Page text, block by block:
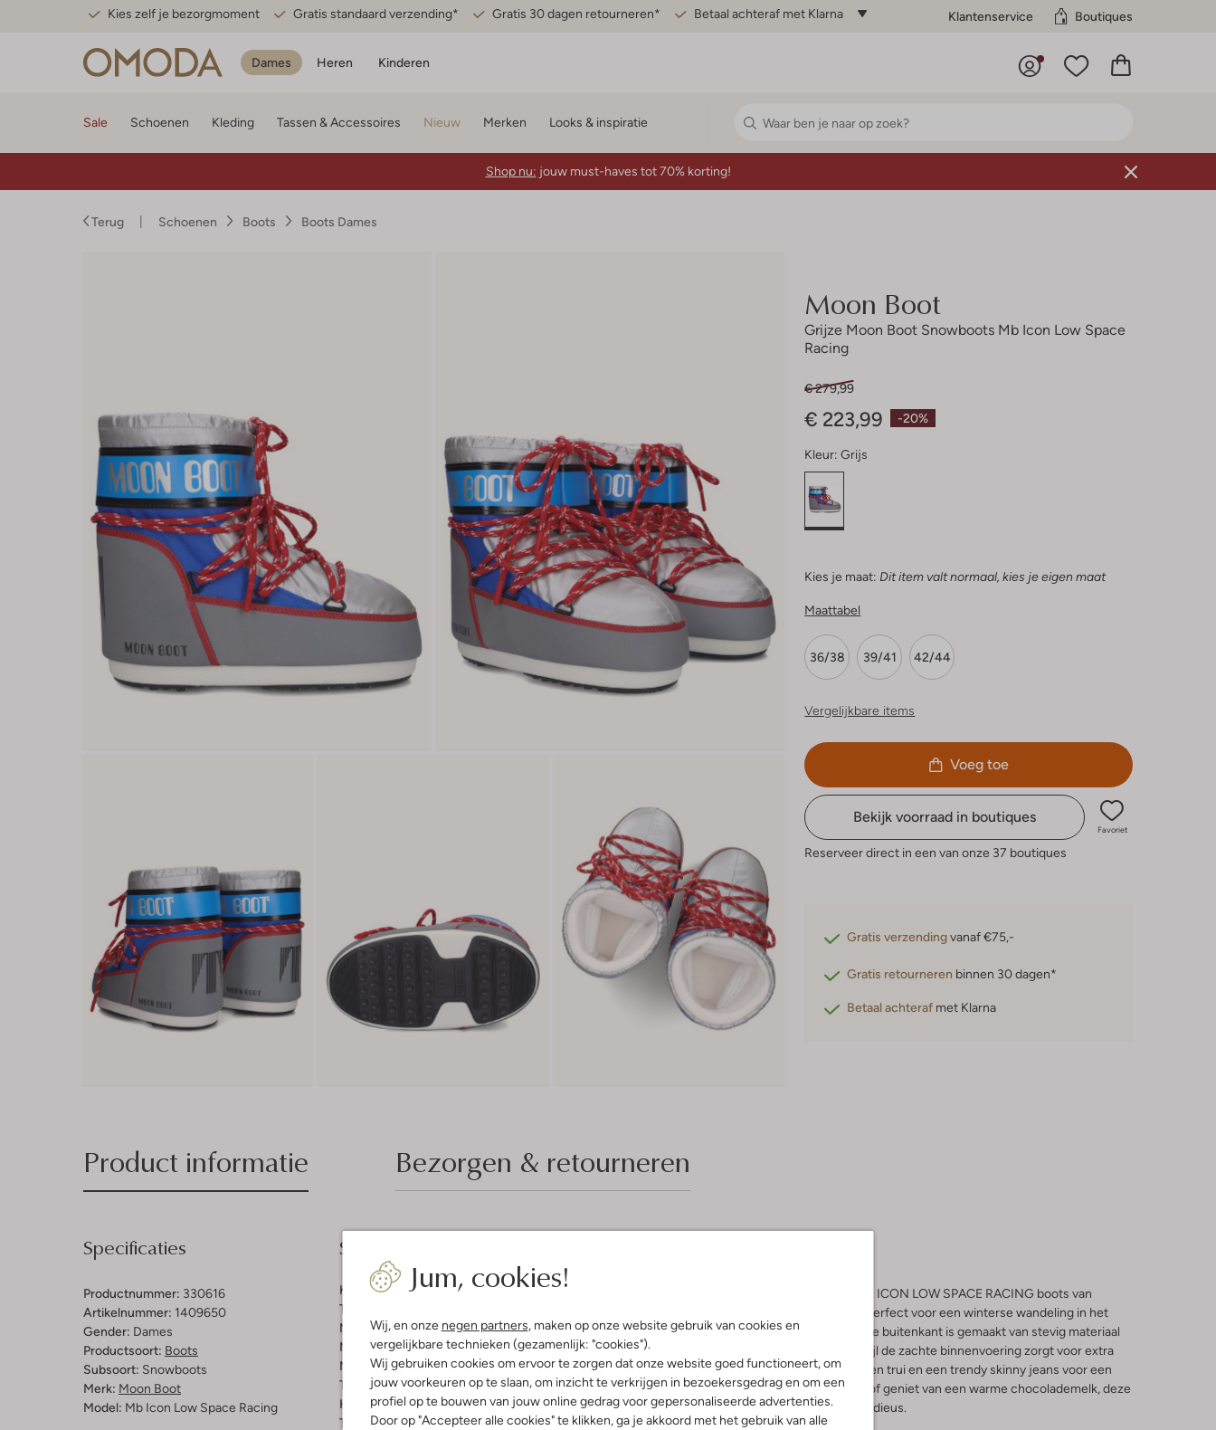
Kies zelf je bezorgmoment Gratis standaard verzending* Gratis 30 dagen retourneren* Betaal achteraf met Klarna Klantenservice Boutiques
Dames Heren Kinderen
Jum, cookies!
Wij, en onze negen partners, maken op onze website gebruik van cookies en
vergelijkbare technieken (gezamenlijk: "cookies").
Wij gebruiken cookies om ervoor te zorgen dat onze website goed functioneert, om
jouw voorkeuren op te slaan, om inzicht te verkrijgen in bezoekersgedrag en om een
profiel op te bouwen van jouw online gedrag voor gepersonaliseerde advertenties.
Door op "Accepteer alle cookies" te klikken, ga je akkoord met het gebruik van alle
Sale Schoenen Kleding Tassen & Accessoires Nieuw Merken Looks & inspiratie
Shop nu: jouw must-haves tot 70% korting!
Terug Schoenen Boots Boots Dames
Moon Boot
Grijze Moon Boot Snowboots Mb Icon Low Space
Racing
-20%
€ 279,99
€ 223,99
Kleur: Grijs
Kies je maat: Dit item valt normaal, kies je eigen maat
Maattabel
36/38 39/41 42/44
Vergelijkbare items
Voeg toe
Bekijk voorraad in boutiques
Favoriet
Reserveer direct in een van onze 37 boutiques
Gratis verzendingvanaf €75,-
Gratis retourneren binnen 30 dagen*
Betaal achteraf met Klarna
Product informatie Bezorgen & retourneren
Specificaties
Productnummer: 330616
Artikelnummer: 1409650
Gender: Dames
Productsoort: Boots
Subsoort: Snowboots
Merk: Moon Boot
Model: Mb Icon Low Space Racing
Samenstelling & Pasvorm
Kleur:Grijs
Trends:
Materiaal buitenkant:Textiel
Materiaal binnenkant:Textiel
Materiaal zool:Rubber
Type sluiting:Veter
Hakvorm: Plateauzool
Type neus:Ronde Neus
Stap stijlvol de herfst en winter in met de MB ICON LOW SPACE RACING boots van
MOON BOOT. Deze witte damesboots zijn perfect voor een winterse wandeling in het
park of een gezellige middag op het terras. De buitenkant is gemaakt van stevig materiaal
dat je voeten beschermt tegen de kou, terwijl de zachte binnenvoering zorgt voor extra
comfort. Combineer ze met een warme wollen trui en een trendy skinny jeans voor een
complete look. Of je nu door de stad struint of geniet van een warme chocolademelk, deze
boots houden je voeten heerlijk warm en modieus.